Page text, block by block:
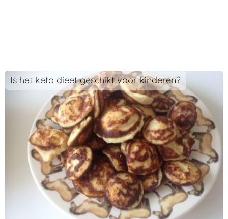
Is het keto dieet geschikt voor kinderen?